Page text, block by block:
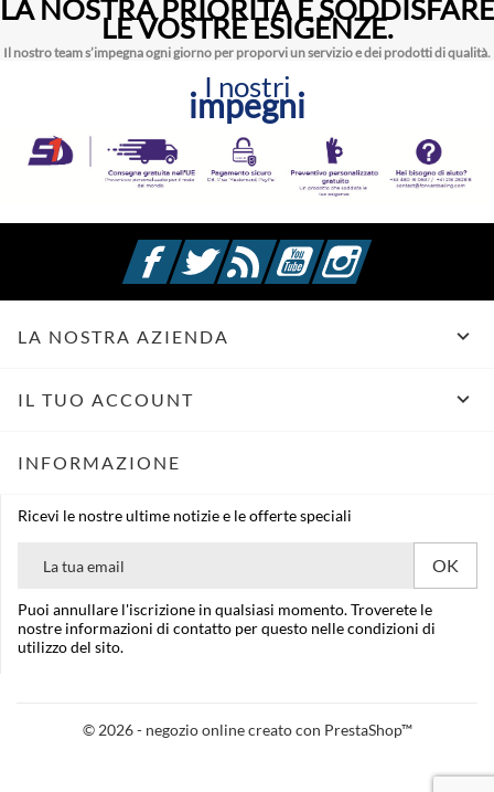
LA NOSTRA PRIORITÀ É SODDISFARE
LE VOSTRE ESIGENZE.
Il nostro team s’impegna ogni giorno per proporvi un servizio e dei prodotti di qualità.
I nostri
impegni
FacebookTwitterRss YouTubeInstagram
LA NOSTRA AZIENDA 
IL TUO ACCOUNT 
INFORMAZIONE
Ricevi le nostre ultime notizie e le offerte speciali
Puoi annullare l'iscrizione in qualsiasi momento. Troverete le
nostre informazioni di contatto per questo nelle condizioni di
utilizzo del sito.
© 2026 - negozio online creato con PrestaShop™